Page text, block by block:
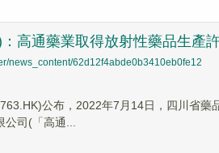
高通藥業取得放射性藥品生產
news_content/62d12f4abde0b3410eb0fe12
公布，2022年7月14日，四川省
司(「高通...